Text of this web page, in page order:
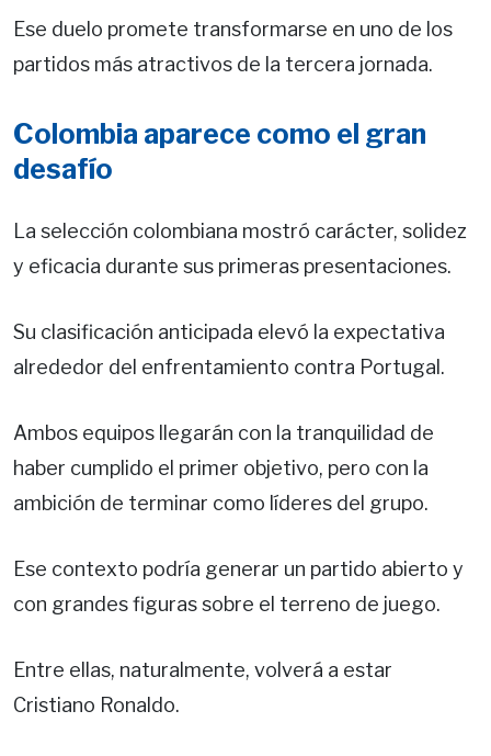
Ese duelo promete transformarse en uno de los
partidos más atractivos de la tercera jornada.
Colombia aparece como el gran
desafío
La selección colombiana mostró carácter, solidez
y eficacia durante sus primeras presentaciones.
Su clasificación anticipada elevó la expectativa
alrededor del enfrentamiento contra Portugal.
Ambos equipos llegarán con la tranquilidad de
haber cumplido el primer objetivo, pero con la
ambición de terminar como líderes del grupo.
Ese contexto podría generar un partido abierto y
con grandes figuras sobre el terreno de juego.
Entre ellas, naturalmente, volverá a estar
Cristiano Ronaldo.